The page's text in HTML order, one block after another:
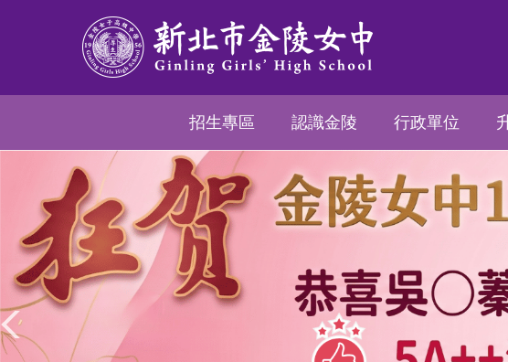
招生專區 認識金陵 行政單位